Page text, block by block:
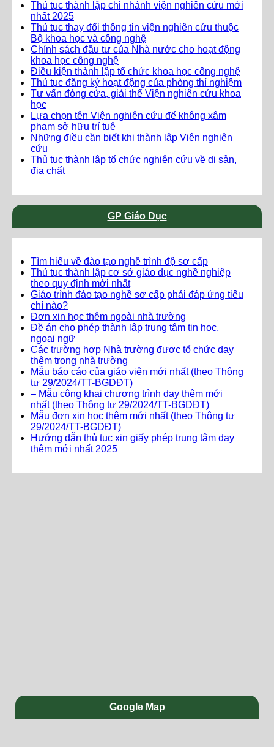
Thủ tục thành lập chi nhánh viện nghiên cứu mới
nhất 2025
Thủ tục thay đổi thông tin viện nghiên cứu thuộc
Bộ khoa học và công nghệ
Chính sách đầu tư của Nhà nước cho hoạt động
khoa học công nghệ
Điều kiện thành lập tổ chức khoa học công nghệ
Thủ tục đăng ký hoạt động của phòng thí nghiệm
Tư vấn đóng cửa, giải thể Viện nghiên cứu khoa
học
Lựa chọn tên Viện nghiên cứu để không xâm
phạm sở hữu trí tuệ
Những điều cần biết khi thành lập Viện nghiên
cứu
Thủ tục thành lập tổ chức nghiên cứu về di sản,
địa chất
GP Giáo Dục
Tìm hiểu về đào tạo nghề trình độ sơ cấp
Thủ tục thành lập cơ sở giáo dục nghề nghiệp
theo quy định mới nhất
Giáo trình đào tạo nghề sơ cấp phải đáp ứng tiêu
chí nào?
Đơn xin học thêm ngoài nhà trường
Đề án cho phép thành lập trung tâm tin học,
ngoại ngữ
Các trường hợp Nhà trường được tổ chức dạy
thêm trong nhà trường
Mẫu báo cáo của giáo viên mới nhất (theo Thông
tư 29/2024/TT-BGDĐT)
– Mẫu công khai chương trình dạy thêm mới
nhất (theo Thông tư 29/2024/TT-BGDĐT)
Mẫu đơn xin học thêm mới nhất (theo Thông tư
29/2024/TT-BGDĐT)
Hướng dẫn thủ tục xin giấy phép trung tâm dạy
thêm mới nhất 2025
Google Map